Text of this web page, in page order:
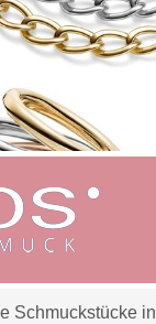
Schmuckstücke in